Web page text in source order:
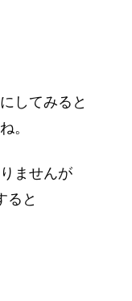
してみると
。
ませんが
ると